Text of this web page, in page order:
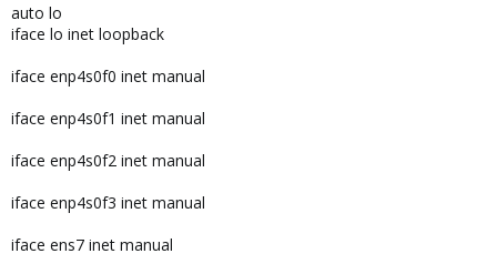
auto lo
iface lo inet loopback
iface enp4s0f0 inet manual
iface enp4s0f1 inet manual
iface enp4s0f2 inet manual
iface enp4s0f3 inet manual
iface ens7 inet manual